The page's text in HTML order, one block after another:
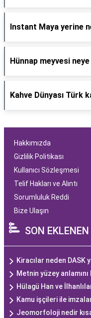
Instant Maya yerine
Hünnap meyvesi
Kahve Dünyası Türk
Hakkımızda
Gizlilik Politikası
Kullanıcı Sözleşmesi
Telif Hakları ve Alıntı
Sorumluluk Reddi
Bize Ulaşın
SON
Kiracılar neden DASK
Metnin yüzey
Hülagü Han ve
Kamu işçileri ile
Jeomorfoloji nedir